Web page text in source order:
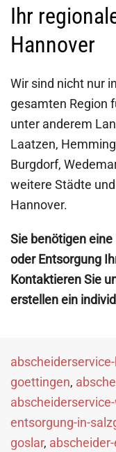
Ihr
Hannover
Wir sind nicht nur
gesamten Region
unter anderem
Laatzen,
Burgdorf,
weitere Städte
Hannover.
Sie benötigen
oder Entsorgung
Kontaktieren Sie
erstellen ein
goettingen,
entsorgung-in-
goslar,